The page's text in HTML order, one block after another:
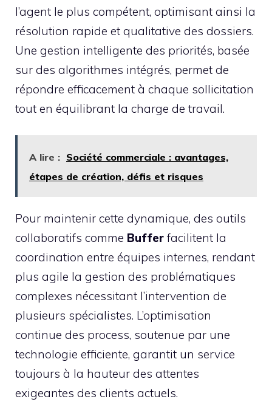
l’agent le plus compétent, optimisant ainsi la
résolution rapide et qualitative des dossiers.
Une gestion intelligente des priorités, basée
sur des algorithmes intégrés, permet de
répondre efficacement à chaque sollicitation
tout en équilibrant la charge de travail.
A lire : Société commerciale : avantages,
étapes de création, défis et risques
Pour maintenir cette dynamique, des outils
collaboratifs comme Buffer facilitent la
coordination entre équipes internes, rendant
plus agile la gestion des problématiques
complexes nécessitant l’intervention de
plusieurs spécialistes. L’optimisation
continue des process, soutenue par une
technologie efficiente, garantit un service
toujours à la hauteur des attentes
exigeantes des clients actuels.